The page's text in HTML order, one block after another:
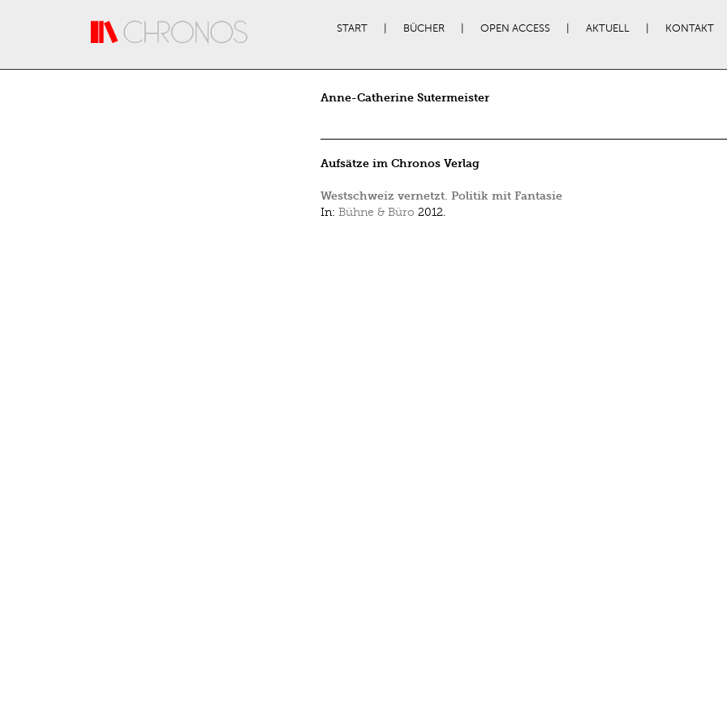
START BÜCHER OPEN ACCESS AKTUELL KONTAKT
Anne-Catherine Sutermeister
Aufsätze im Chronos Verlag
Westschweiz vernetzt. Politik mit Fantasie
In: Bühne & Büro 2012.